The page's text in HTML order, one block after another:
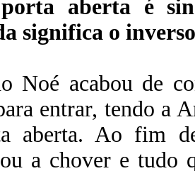
aberta é
significa o
Noé acabou de
entrar, tendo a
aberta. Ao fim
a chover e tudo